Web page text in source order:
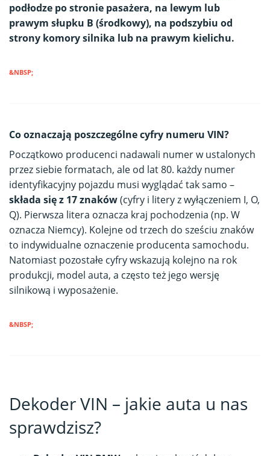
podłodze po stronie pasażera, na lewym lub
prawym słupku B (środkowy), na podszybiu od
strony komory silnika lub na prawym kielichu.
&NBSP;
Co oznaczają poszczególne cyfry numeru VIN?
Początkowo producenci nadawali numer w ustalonych
przez siebie formatach, ale od lat 80. każdy numer
identyfikacyjny pojazdu musi wyglądać tak samo –
składa się z 17 znaków(cyfry i litery z wyłączeniem I, O,
Q). Pierwsza litera oznacza kraj pochodzenia (np. W
oznacza Niemcy). Kolejne od trzech do sześciu znaków
to indywidualne oznaczenie producenta samochodu.
Natomiast pozostałe cyfry wskazują kolejno na rok
produkcji, model auta, a często też jego wersję
silnikową i wyposażenie.
&NBSP;
Dekoder VIN – jakie auta u nas
sprawdzisz?